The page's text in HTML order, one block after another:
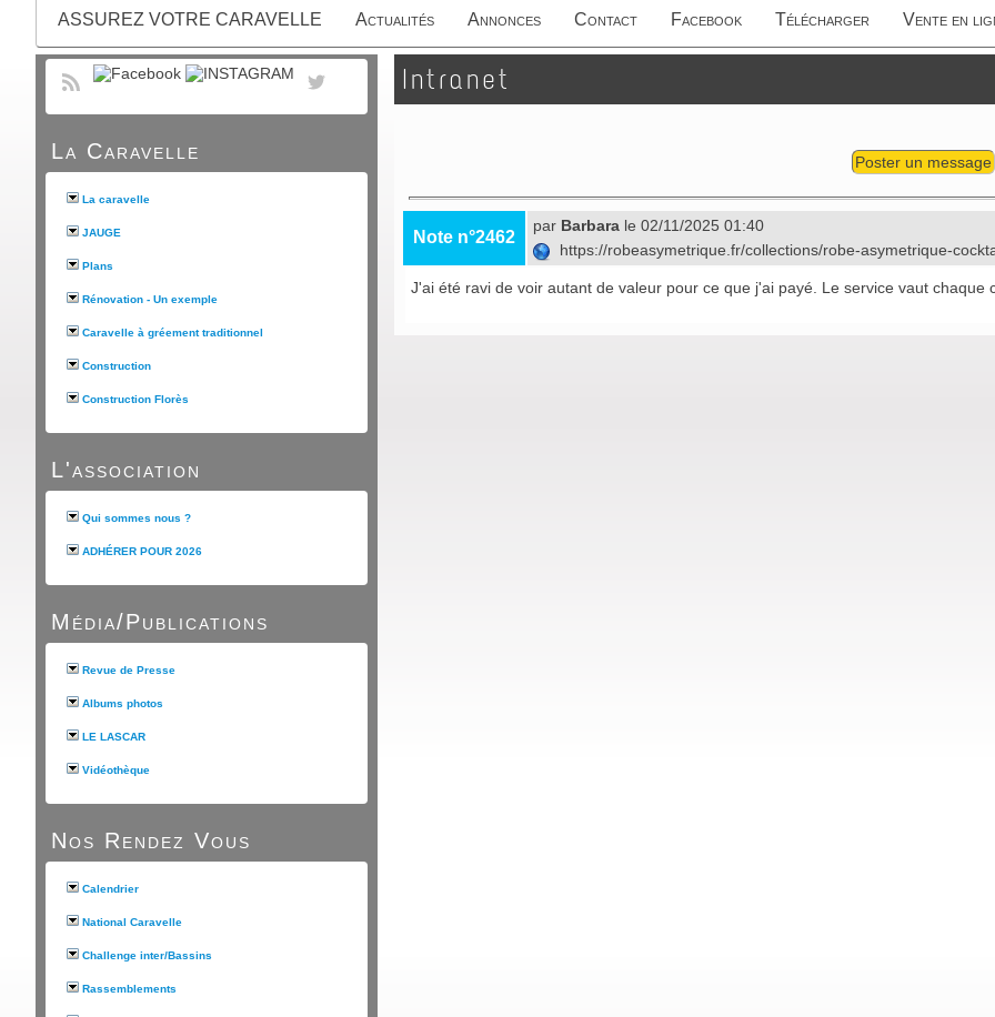
ASSUREZ VOTRE CARAVELLE Actualités Annonces Contact Facebook Télécharger Vente en
La Caravelle
La caravelle
JAUGE
Plans
Rénovation - Un exemple
Caravelle à gréement traditionnel
Construction
Construction Florès
L'association
Qui sommes nous ?
ADHÉRER POUR 2026
Média/Publications
Revue de Presse
Albums photos
LE LASCAR
Vidéothèque
Nos Rendez Vous
Calendrier
National Caravelle
Challenge inter/Bassins
Rassemblements
Intranet
Poster un message
Note n°2462
par Barbara le 02/11/2025 01:40
https://robeasymetrique.fr/collections/robe-asymetrique-
J'ai été ravi de voir autant de valeur pour ce que j'ai payé. Le service vaut chaque